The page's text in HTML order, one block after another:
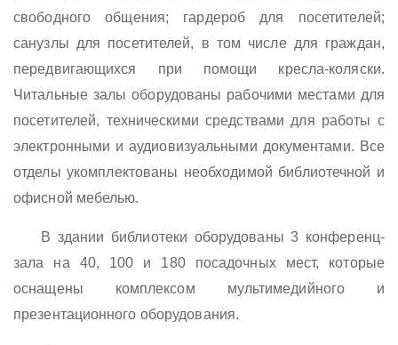
свободного общения; гардероб для посетителей;
санузлы для посетителей, в том числе для граждан,
передвигающихся при помощи кресла-коляски.
Читальные залы оборудованы рабочими местами для
посетителей, техническими средствами для работы с
электронными и аудиовизуальными документами. Все
отделы укомплектованы необходимой библиотечной и
офисной мебелью.
В здании библиотеки оборудованы 3 конференц-
зала на 40, 100 и 180 посадочных мест, которые
оснащены комплексом мультимедийного и
презентационного оборудования.